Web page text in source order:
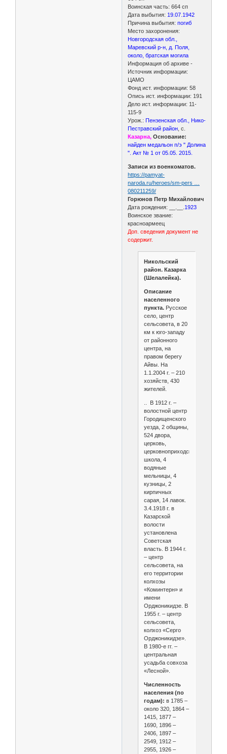
Воинская часть: 664 сп
Дата выбытия: 19.07.1942
Причина выбытия:погиб
Место захоронения:
Новгородская обл.,
Маревский р-н, д. Поля,
около, братская могила
Информация об архиве -
Источник информации:
ЦАМО
Фонд ист. информации: 58
Опись ист. информации: 191
Дело ист. информации: 11-
115-9
Урож.:Пензенская обл., Нико-
Пестравский район , с.
Казарна, Основание:
найден медальон п/э " Долина
". Акт № 1 от 05.05. 2015.
Записи из военкоматов.
https://pamyat-
naroda.ru/heroes/sm-pers …
080211259/
Горюнов Петр Михайлович
Дата рождения: __.__. 1923
Воинское звание:
красноармеец
Доп. сведения документ не
содержит.
Никольский
район. Казарка
(Шелалейка).
Описание
населенного
пункта.Русское
село, центр
сельсовета, в 20
км к юго-западу
от районного
центра, на
правом берегу
Айвы. На
1.1.2004 г. – 210
хозяйств, 430
жителей.
.. В 1912 г. –
волостной центр
Городищенского
уезда, 2 общины,
524 двора,
церковь,
церковноприходская
школа, 4
водяные
мельницы, 4
кузницы, 2
кирпичных
сарая, 14 лавок.
3.4.1918 г. в
Казарской
волости
установлена
Советская
власть. В 1944 г.
– центр
сельсовета, на
его территории
колхозы
«Коминтерн» и
имени
Орджоникидзе. В
1955 г. – центр
сельсовета,
колхоз «Серго
Орджоникидзе».
В 1980-е гг. –
центральная
усадьба совхоза
«Лесной».
Численность
населения (по
годам): в 1785 –
около 320, 1864 –
1415, 1877 –
1690, 1896 –
2406, 1897 –
2549, 1912 –
2955, 1926 –